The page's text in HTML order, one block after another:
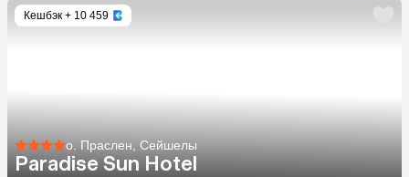
Кешбэк + 10 459
о. Праслен, Сейшелы
Paradise Sun Hotel